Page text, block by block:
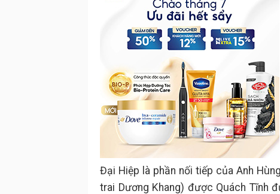
Đại Hiệp là phần nối tiếp của Anh
trai Dương Khang) được Quách Tĩnh